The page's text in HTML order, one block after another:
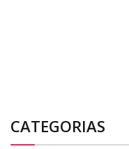
CATEGORIAS